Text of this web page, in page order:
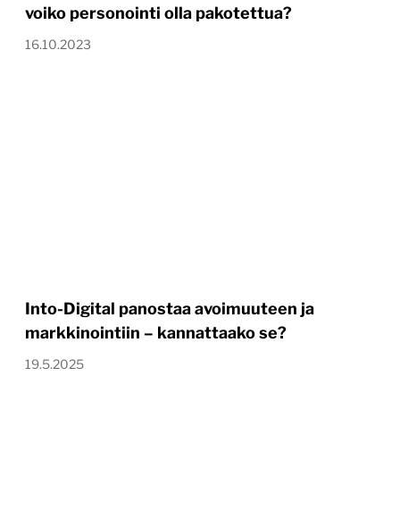
voiko personointi olla pakotettua?
16.10.2023
Into-Digital panostaa avoimuuteen ja
markkinointiin – kannattaako se?
19.5.2025